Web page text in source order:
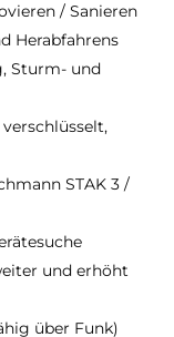
/ Sanieren
Herabfahrens
Sturm- und
STAK 3 /
und erhöht
über Funk)